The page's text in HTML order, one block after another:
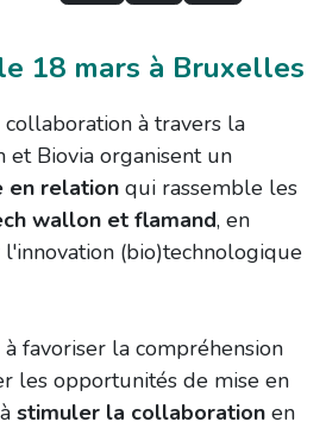
18 mars à Bruxelles
à travers la
Biovia organisent un
en relation qui rassemble les
wallon et flamand, en
(bio)technologique
favoriser la compréhension
les opportunités de mise en
stimuler la collaboration en